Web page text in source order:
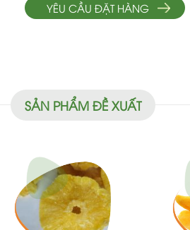
YÊU CẦU ĐẶT HÀNG
SẢN PHẨM ĐỀ XUẤT